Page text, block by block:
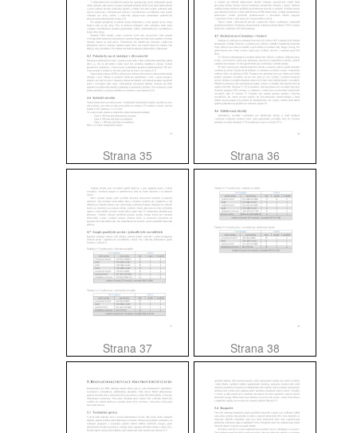
Strana 35 Strana 36
Strana 37 Strana 38